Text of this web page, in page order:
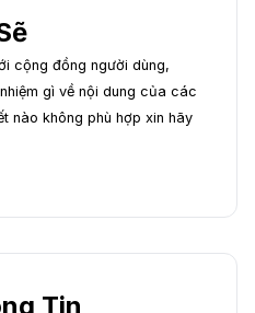
cộng đồng người dùng,
gì về nội dung của các
nào không phù hợp xin hãy
Tin